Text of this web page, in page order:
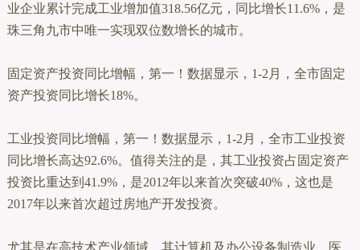
业企业累计完成工业增加值318.56亿元，同比增长11.6%，是
珠三角九市中唯一实现双位数增长的城市。
固定资产投资同比增幅，第一！数据显示，1-2月，全市固定
资产投资同比增长18%。
工业投资同比增幅，第一！数据显示，1-2月，全市工业投资
同比增长高达92.6%。值得关注的是，其工业投资占固定资产
投资比重达到41.9%，是2012年以来首次突破40%，这也是
2017年以来首次超过房地产开发投资。
尤其是在高技术产业领域，其计算机及办公设备制造业、医